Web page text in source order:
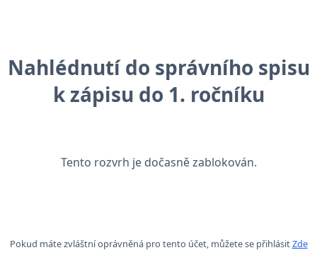
Nahlédnutí do správního spisu
k zápisu do 1. ročníku
Tento rozvrh je dočasně zablokován.
Pokud máte zvláštní oprávněná pro tento účet, můžete se přihlásitZde